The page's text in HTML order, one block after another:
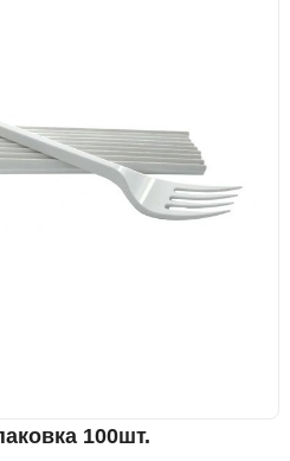
100шт.